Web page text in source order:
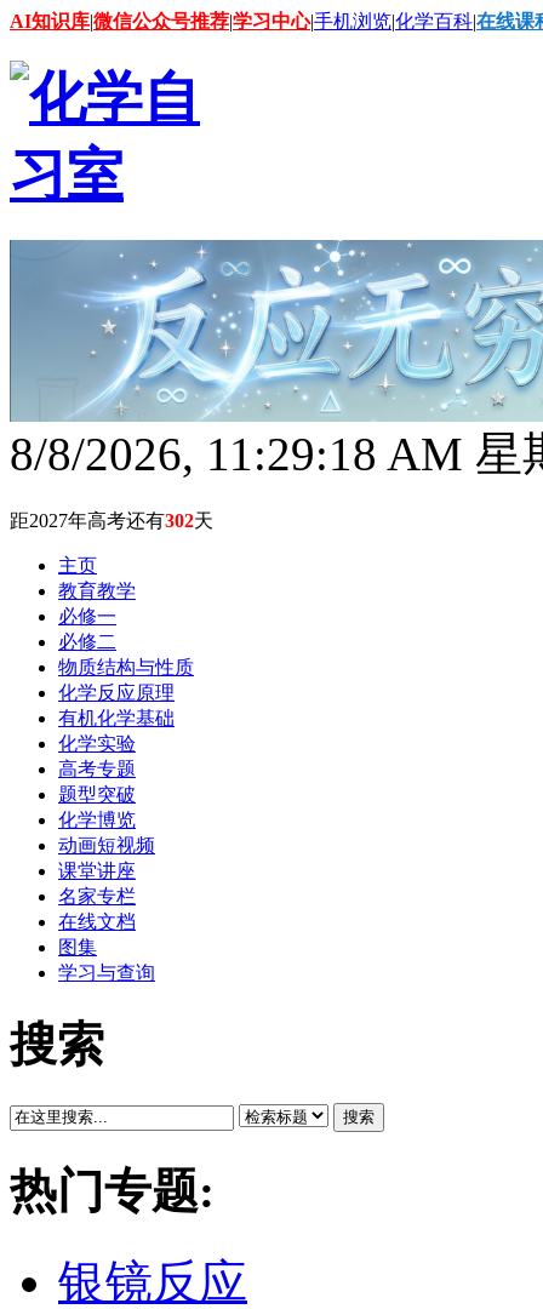
AI知识库|微信公众号推荐|学习中心|手机浏览|化学百科|在线课
8/8/2026, 11:29:19 AM 星
距2027年高考还有302天
主页
教育教学
必修一
必修二
物质结构与性质
化学反应原理
有机化学基础
化学实验
高考专题
题型突破
化学博览
动画短视频
课堂讲座
名家专栏
在线文档
图集
学习与查询
搜索
搜索
热门专题:
银镜反应